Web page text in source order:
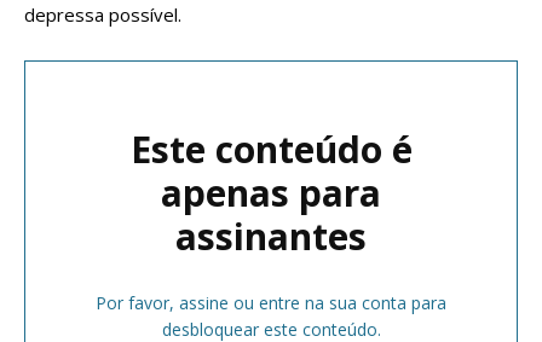
depressa possível.
Este conteúdo é
apenas para
assinantes
Por favor, assine ou entre na sua conta para
desbloquear este conteúdo.